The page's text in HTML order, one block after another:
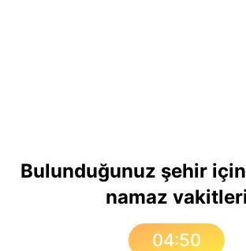
Bulunduğunuz şehir
namaz
04:50